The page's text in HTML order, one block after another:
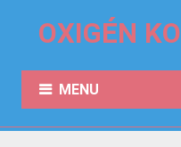
OXIGÉN
MENU